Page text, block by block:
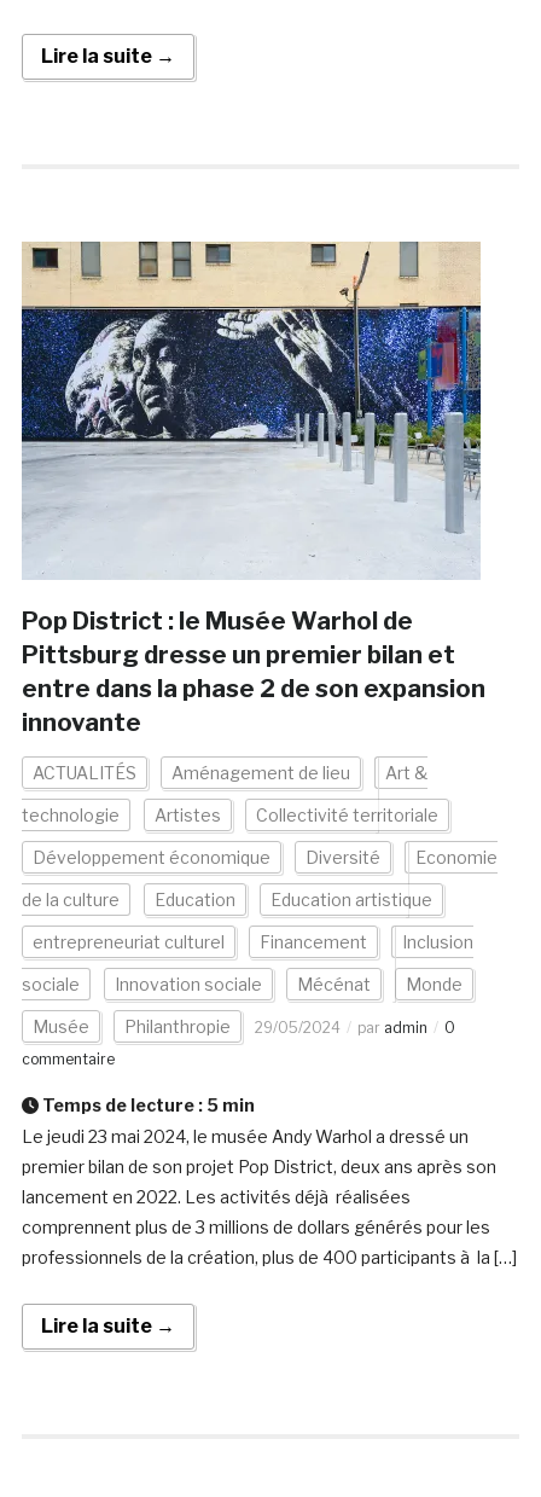
Lire la suite →
Pop District : le Musée Warhol de
Pittsburg dresse un premier bilan et
entre dans la phase 2 de son expansion
innovante
ACTUALITÉS Aménagement de lieu Art &
technologie Artistes Collectivité territoriale
Développement économique Diversité Economie
de la culture Education Education artistique
entrepreneuriat culturel Financement Inclusion
sociale Innovation sociale Mécénat Monde
Musée Philanthropie 29/05/2024 par admin
0
commentaire
Temps de lecture : 5 min
Le jeudi 23 mai 2024, le musée Andy Warhol a dressé un
premier bilan de son projet Pop District, deux ans après son
lancement en 2022. Les activités déjà réalisées
comprennent plus de 3 millions de dollars générés pour les
professionnels de la création, plus de 400 participants à la […]
Lire la suite →